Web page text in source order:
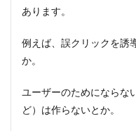
あります。
例えば、誤クリックを誘
か。
ユーザーのためにならな
ど）は作らないとか。